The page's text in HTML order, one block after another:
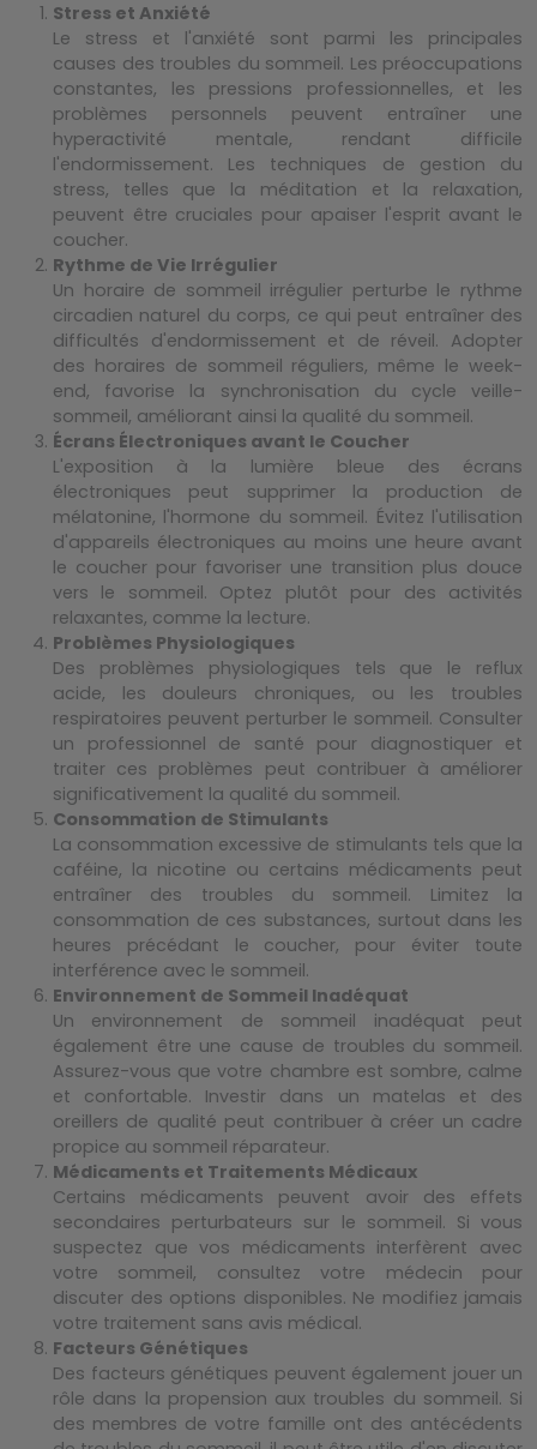
Stress et Anxiété
Le stress et l'anxiété sont parmi les principales
causes des troubles du sommeil. Les préoccupations
constantes, les pressions professionnelles, et les
problèmes personnels peuvent entraîner une
hyperactivité mentale, rendant difficile
l'endormissement. Les techniques de gestion du
stress, telles que la méditation et la relaxation,
peuvent être cruciales pour apaiser l'esprit avant le
coucher.
Rythme de Vie Irrégulier
Un horaire de sommeil irrégulier perturbe le rythme
circadien naturel du corps, ce qui peut entraîner des
difficultés d'endormissement et de réveil. Adopter
des horaires de sommeil réguliers, même le week-
end, favorise la synchronisation du cycle veille-
sommeil, améliorant ainsi la qualité du sommeil.
Écrans Électroniques avant le Coucher
L'exposition à la lumière bleue des écrans
électroniques peut supprimer la production de
mélatonine, l'hormone du sommeil. Évitez l'utilisation
d'appareils électroniques au moins une heure avant
le coucher pour favoriser une transition plus douce
vers le sommeil. Optez plutôt pour des activités
relaxantes, comme la lecture.
Problèmes Physiologiques
Des problèmes physiologiques tels que le reflux
acide, les douleurs chroniques, ou les troubles
respiratoires peuvent perturber le sommeil. Consulter
un professionnel de santé pour diagnostiquer et
traiter ces problèmes peut contribuer à améliorer
significativement la qualité du sommeil.
Consommation de Stimulants
La consommation excessive de stimulants tels que la
caféine, la nicotine ou certains médicaments peut
entraîner des troubles du sommeil. Limitez la
consommation de ces substances, surtout dans les
heures précédant le coucher, pour éviter toute
interférence avec le sommeil.
Environnement de Sommeil Inadéquat
Un environnement de sommeil inadéquat peut
également être une cause de troubles du sommeil.
Assurez-vous que votre chambre est sombre, calme
et confortable. Investir dans un matelas et des
oreillers de qualité peut contribuer à créer un cadre
propice au sommeil réparateur.
Médicaments et Traitements Médicaux
Certains médicaments peuvent avoir des effets
secondaires perturbateurs sur le sommeil. Si vous
suspectez que vos médicaments interfèrent avec
votre sommeil, consultez votre médecin pour
discuter des options disponibles. Ne modifiez jamais
votre traitement sans avis médical.
Facteurs Génétiques
Des facteurs génétiques peuvent également jouer un
rôle dans la propension aux troubles du sommeil. Si
des membres de votre famille ont des antécédents